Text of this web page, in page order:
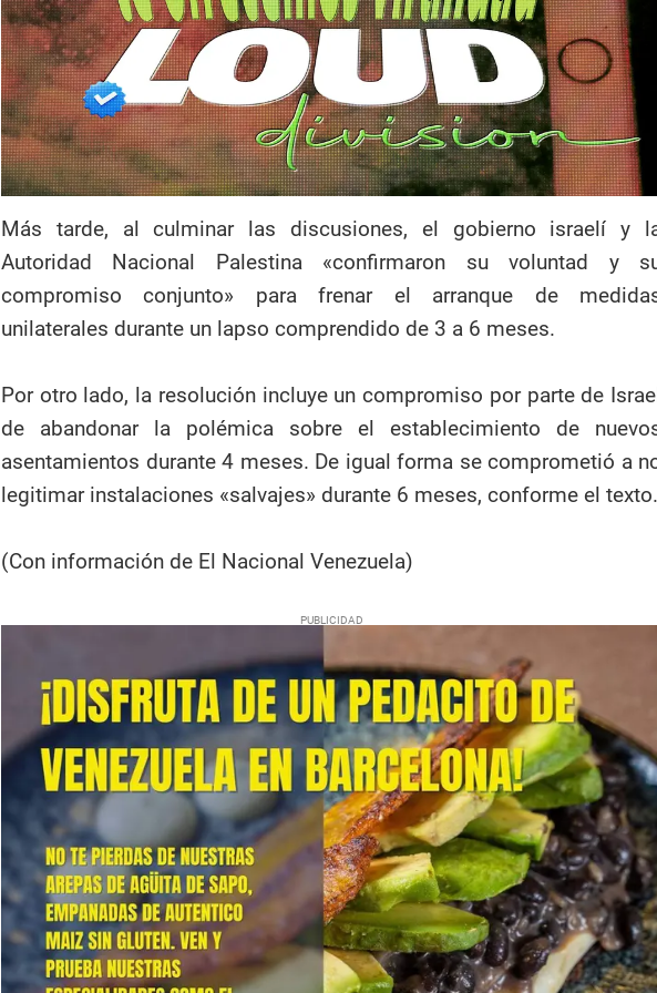
Más tarde, al culminar las discusiones, el gobierno israelí y
Autoridad Nacional Palestina «confirmaron su voluntad y
compromiso conjunto» para frenar el arranque de
unilaterales durante un lapso comprendido de 3 a 6 meses.
Por otro lado, la resolución incluye un compromiso por parte de
de abandonar la polémica sobre el establecimiento de
asentamientos durante 4 meses. De igual forma se comprometió a
legitimar instalaciones «salvajes» durante 6 meses, conforme el texto.
(Con información de El Nacional Venezuela)